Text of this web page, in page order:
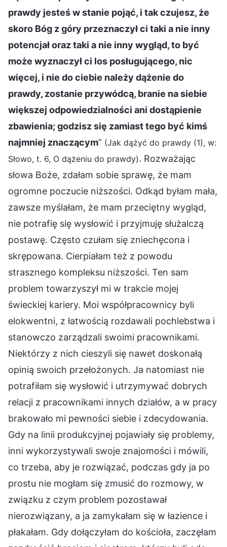
prawdy jesteś w stanie pojąć, i tak czujesz, że
skoro Bóg z góry przeznaczył ci taki a nie inny
potencjał oraz taki a nie inny wygląd, to być
może wyznaczył ci los posługującego, nic
więcej, i nie do ciebie należy dążenie do
prawdy, zostanie przywódcą, branie na siebie
większej odpowiedzialności ani dostąpienie
zbawienia; godzisz się zamiast tego być kimś
najmniej znaczącym” (Jak dążyć do prawdy (1), w:
Słowo, t. 6, O dążeniu do prawdy). Rozważając
słowa Boże, zdałam sobie sprawę, że mam
ogromne poczucie niższości. Odkąd byłam mała,
zawsze myślałam, że mam przeciętny wygląd,
nie potrafię się wysłowić i przyjmuję służalczą
postawę. Często czułam się zniechęcona i
skrępowana. Cierpiałam też z powodu
strasznego kompleksu niższości. Ten sam
problem towarzyszył mi w trakcie mojej
świeckiej kariery. Moi współpracownicy byli
elokwentni, z łatwością rozdawali pochlebstwa i
stanowczo zarządzali swoimi pracownikami.
Niektórzy z nich cieszyli się nawet doskonałą
opinią swoich przełożonych. Ja natomiast nie
potrafiłam się wysłowić i utrzymywać dobrych
relacji z pracownikami innych działów, a w pracy
brakowało mi pewności siebie i zdecydowania.
Gdy na linii produkcyjnej pojawiały się problemy,
inni wykorzystywali swoje znajomości i mówili,
co trzeba, aby je rozwiązać, podczas gdy ja po
prostu nie mogłam się zmusić do rozmowy, w
związku z czym problem pozostawał
nierozwiązany, a ja zamykałam się w łazience i
płakałam. Gdy dołączyłam do kościoła, zaczęłam